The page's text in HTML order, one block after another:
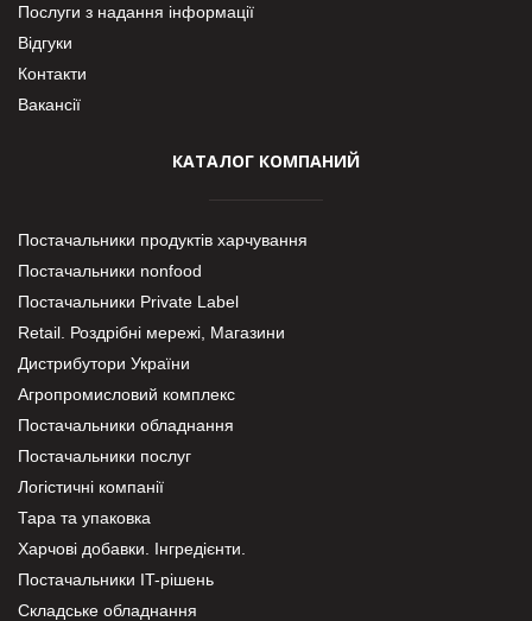
Послуги з надання інформації
Відгуки
Контакти
Вакансії
КАТАЛОГ КОМПАНИЙ
Постачальники продуктів харчування
Постачальники nonfood
Постачальники Private Label
Retail. Роздрібні мережі, Магазини
Дистрибутори України
Агропромисловий комплекс
Постачальники обладнання
Постачальники послуг
Логістичні компанії
Тара та упаковка
Харчові добавки. Інгредієнти.
Постачальники IT-рішень
Складське обладнання